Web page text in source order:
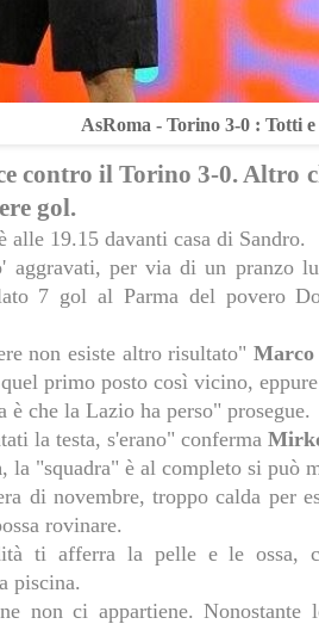
AsRoma - Torino 3-0 : Totti
contro il Torino 3-0. Altro
gol.
alle 19.15 davanti casa di Sandro.
aggravati, per via di un pranzo
7 gol al Parma del povero
non esiste altro risultato" Marco
primo posto così vicino,
è che la Lazio ha perso" prosegue.
la testa, s'erano" conferma
, la "squadra" è al completo si può
di novembre, troppo calda per
rovinare.
ti afferra la pelle e le ossa,
piscina.
non ci appartiene.